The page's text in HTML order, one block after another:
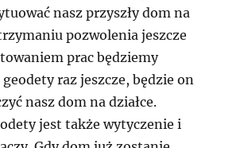
nasz przyszły dom na
pozwolenia jeszcze
prac będziemy
raz jeszcze, będzie on
nasz dom na działce.
jest także wytyczenie i